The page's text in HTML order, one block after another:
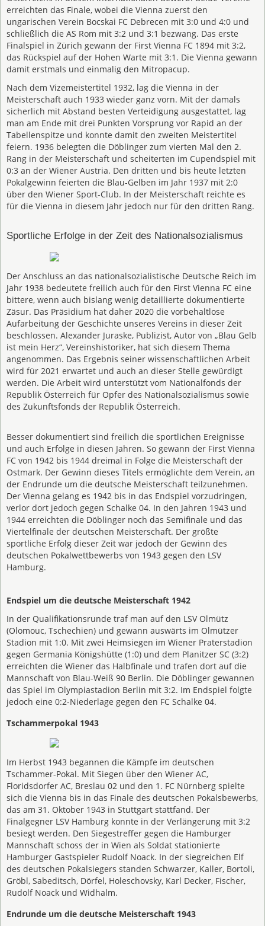
erreichten das Finale, wobei die Vienna zuerst den
ungarischen Verein Bocskai FC Debrecen mit 3:0 und 4:0 und
schließlich die AS Rom mit 3:2 und 3:1 bezwang. Das erste
Finalspiel in Zürich gewann der First Vienna FC 1894 mit 3:2,
das Rückspiel auf der Hohen Warte mit 3:1. Die Vienna gewann
damit erstmals und einmalig den Mitropacup.
Nach dem Vizemeistertitel 1932, lag die Vienna in der
Meisterschaft auch 1933 wieder ganz vorn. Mit der damals
sicherlich mit Abstand besten Verteidigung ausgestattet, lag
man am Ende mit drei Punkten Vorsprung vor Rapid an der
Tabellenspitze und konnte damit den zweiten Meistertitel
feiern. 1936 belegten die Döblinger zum vierten Mal den 2.
Rang in der Meisterschaft und scheiterten im Cupendspiel mit
0:3 an der Wiener Austria. Den dritten und bis heute letzten
Pokalgewinn feierten die Blau-Gelben im Jahr 1937 mit 2:0
über den Wiener Sport-Club. In der Meisterschaft reichte es
für die Vienna in diesem Jahr jedoch nur für den dritten Rang.
Sportliche Erfolge in der Zeit des Nationalsozialismus
Der Anschluss an das nationalsozialistische Deutsche Reich im
Jahr 1938 bedeutete freilich auch für den First Vienna FC eine
bittere, wenn auch bislang wenig detaillierte dokumentierte
Zäsur. Das Präsidium hat daher 2020 die vorbehaltlose
Aufarbeitung der Geschichte unseres Vereins in dieser Zeit
beschlossen. Alexander Juraske, Publizist, Autor von „Blau Gelb
ist mein Herz“, Vereinshistoriker, hat sich diesem Thema
angenommen. Das Ergebnis seiner wissenschaftlichen Arbeit
wird für 2021 erwartet und auch an dieser Stelle gewürdigt
werden. Die Arbeit wird unterstützt vom Nationalfonds der
Republik Österreich für Opfer des Nationalsozialismus sowie
des Zukunftsfonds der Republik Österreich.
Besser dokumentiert sind freilich die sportlichen Ereignisse
und auch Erfolge in diesen Jahren. So gewann der First Vienna
FC von 1942 bis 1944 dreimal in Folge die Meisterschaft der
Ostmark. Der Gewinn dieses Titels ermöglichte dem Verein, an
der Endrunde um die deutsche Meisterschaft teilzunehmen.
Der Vienna gelang es 1942 bis in das Endspiel vorzudringen,
verlor dort jedoch gegen Schalke 04. In den Jahren 1943 und
1944 erreichten die Döblinger noch das Semifinale und das
Viertelfinale der deutschen Meisterschaft. Der größte
sportliche Erfolg dieser Zeit war jedoch der Gewinn des
deutschen Pokalwettbewerbs von 1943 gegen den LSV
Hamburg.
Endspiel um die deutsche Meisterschaft 1942
In der Qualifikationsrunde traf man auf den LSV Olmütz
(Olomouc, Tschechien) und gewann auswärts im Olmützer
Stadion mit 1:0. Mit zwei Heimsiegen im Wiener Praterstadion
gegen Germania Königshütte (1:0) und dem Planitzer SC (3:2)
erreichten die Wiener das Halbfinale und trafen dort auf die
Mannschaft von Blau-Weiß 90 Berlin. Die Döblinger gewannen
das Spiel im Olympiastadion Berlin mit 3:2. Im Endspiel folgte
jedoch eine 0:2-Niederlage gegen den FC Schalke 04.
Tschammerpokal 1943
Im Herbst 1943 begannen die Kämpfe im deutschen
Tschammer-Pokal. Mit Siegen über den Wiener AC,
Floridsdorfer AC, Breslau 02 und den 1. FC Nürnberg spielte
sich die Vienna bis in das Finale des deutschen Pokalsbewerbs,
das am 31. Oktober 1943 in Stuttgart stattfand. Der
Finalgegner LSV Hamburg konnte in der Verlängerung mit 3:2
besiegt werden. Den Siegestreffer gegen die Hamburger
Mannschaft schoss der in Wien als Soldat stationierte
Hamburger Gastspieler Rudolf Noack. In der siegreichen Elf
des deutschen Pokalsiegers standen Schwarzer, Kaller, Bortoli,
Gröbl, Sabeditsch, Dörfel, Holeschovsky, Karl Decker, Fischer,
Rudolf Noack und Widhalm.
Endrunde um die deutsche Meisterschaft 1943